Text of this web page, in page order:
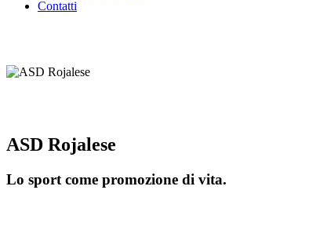
Contatti
ASD Rojalese
Lo sport come promozione di vita.